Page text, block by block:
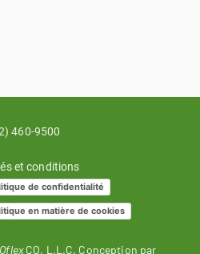
460-9500
et conditions
de confidentialité
en matière de cookies
CO, L.L.C. Conception par